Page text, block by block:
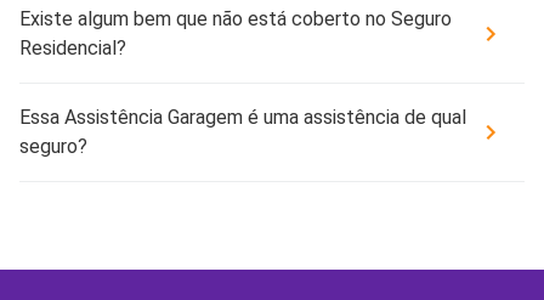
Existe algum bem que não está coberto no Seguro
Residencial?
Essa Assistência Garagem é uma assistência de qual
seguro?